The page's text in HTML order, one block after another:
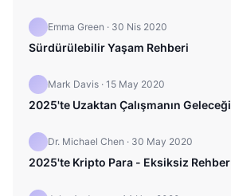
Emma Green · 30 Nis 2020
Sürdürülebilir Yaşam Rehberi
Mark Davis · 15 May 2020
2025'te Uzaktan Çalışmanın Geleceği
Dr. Michael Chen · 30 May 2020
2025'te Kripto Para - Eksiksiz Rehber